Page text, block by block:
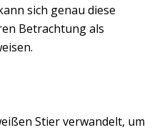
sich genau diese
Betrachtung als
Stier verwandelt, um